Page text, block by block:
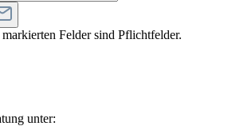
Felder sind Pflichtfelder.
unter: